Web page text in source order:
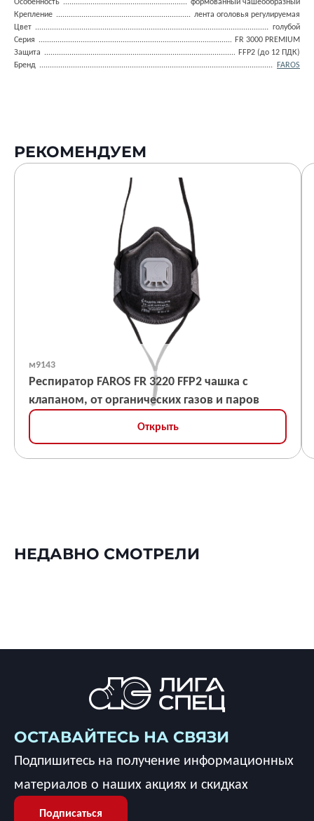
Крепление
лента оголовья регулируемая
Цвет
голубой
Серия
FR 3000 PREMIUM
Защита
FFP2 (до 12 ПДК)
Бренд
FAROS
РЕКОМЕНДУЕМ
м9143
Респиратор FAROS FR 3220 FFP2 чашка с
клапаном, от органических газов и паров
Открыть
НЕДАВНО СМОТРЕЛИ
ОСТАВАЙТЕСЬ НА СВЯЗИ
Подпишитесь на получение информационных
материалов о наших акциях и скидках
Подписаться